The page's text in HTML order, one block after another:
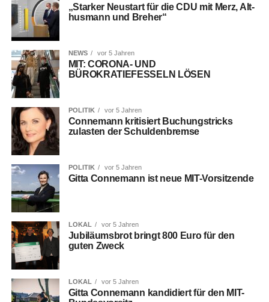
„Star­ker Neu­start für die CDU mit Merz, Alt­
hus­mann und Breher“
NEWS vor 5 Jahren
MIT: CORONA- UND
BÜROKRATIEFESSELN LÖSEN
POLITIK vor 5 Jahren
Con­ne­mann kri­ti­siert Buchungs­tricks
zulas­ten der Schuldenbremse
POLITIK vor 5 Jahren
Git­ta Con­ne­mann ist neue MIT-Vorsitzende
LOKAL vor 5 Jahren
Jubi­lä­ums­brot bringt 800 Euro für den
guten Zweck
LOKAL vor 5 Jahren
Git­ta Con­ne­mann kan­di­diert für den MIT-